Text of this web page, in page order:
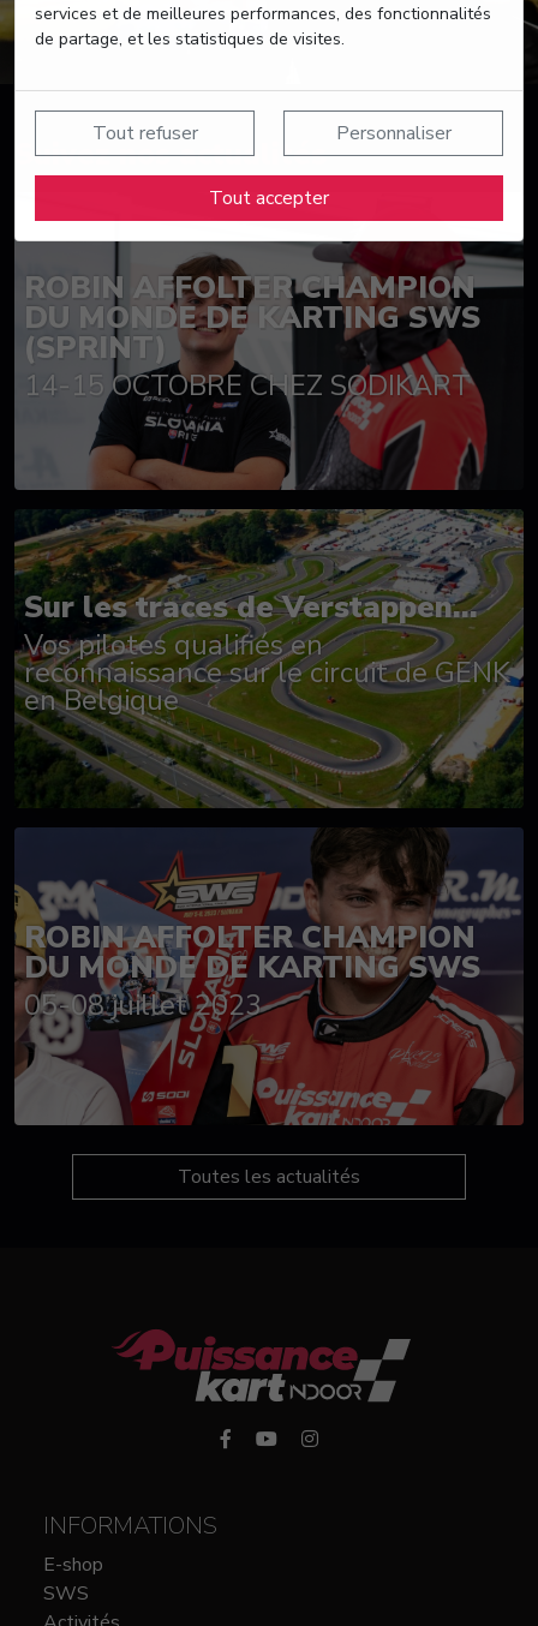
services et de meilleures performances, des fonctionnalités
de partage, et les statistiques de visites.
Tout refuser Personnaliser
Tout accepter
Suivez nos actualités
ROBIN AFFOLTER CHAMPION
DU MONDE DE KARTING SWS
(SPRINT)
14-15 OCTOBRE CHEZ SODIKART
Sur les traces de Verstappen...
Vos pilotes qualifiés en
reconnaissance sur le circuit de GENK
en Belgique
ROBIN AFFOLTER CHAMPION
DU MONDE DE KARTING SWS
05-08 juillet 2023
Toutes les actualités
INFORMATIONS
E-shop
SWS